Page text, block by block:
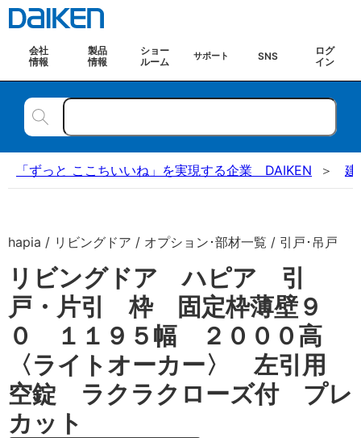
会社
情報
製品
情報
ショー
ルーム
サポート SNS
ログ
イン
「ずっと ここちいいね」を実現する企業 DAIKEN 建
hapia / リビングドア / オプション･部材一覧 / 引戸･吊戸
リビングドア ハピア 引
戸・片引 枠 固定枠薄壁９
０ １１９５幅 ２０００高
〈ライトオーカー〉 左引用
空錠 ラクラクローズ付 プレ
カット